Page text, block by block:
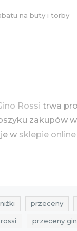
Rossi trwa
zakupów
w sklepie online
przeceny
przeceny